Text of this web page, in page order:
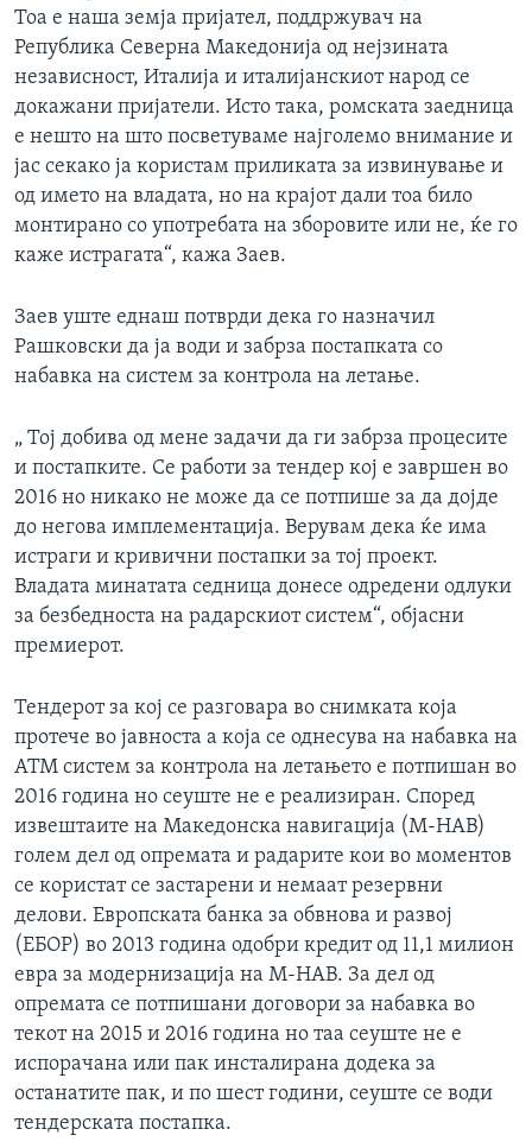
Тоа е наша земја пријател, поддржувач на
Република Северна Македонија од нејзината
независност, Италија и италијанскиот народ се
докажани пријатели. Исто така, ромската заедница
е нешто на што посветуваме најголемо внимание и
јас секако ја користам приликата за извинување и
од името на владата, но на крајот дали тоа било
монтирано со употребата на зборовите или не, ќе го
каже истрагата“, кажа Заев.
Заев уште еднаш потврди дека го назначил
Рашковски да ја води и забрза постапката со
набавка на систем за контрола на летање.
„ Тој добива од мене задачи да ги забрза процесите
и постапките. Се работи за тендер кој е завршен во
2016 но никако не може да се потпише за да дојде
до негова имплементација. Верувам дека ќе има
истраги и кривични постапки за тој проект.
Владата минатата седница донесе одредени одлуки
за безбедноста на радарскиот систем“, објасни
премиерот.
Тендерот за кој се разговара во снимката која
протече во јавноста а која се однесува на набавка на
АТМ систем за контрола на летањето е потпишан во
2016 година но сеуште не е реализиран. Според
извештаите на Македонска навигација (М-НАВ)
голем дел од опремата и радарите кои во моментов
се користат се застарени и немаат резервни
делови. Европската банка за обвнова и развој
(ЕБОР) во 2013 година одобри кредит од 11,1 милион
евра за модернизација на М-НАВ. За дел од
опремата се потпишани договори за набавка во
текот на 2015 и 2016 година но таа сеуште не е
испорачана или пак инсталирана додека за
останатите пак, и по шест години, сеуште се води
тендерската постапка.